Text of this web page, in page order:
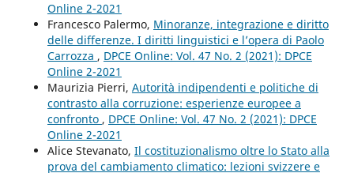
Online 2-2021
Francesco Palermo, Minoranze, integrazione e diritto
delle differenze. I diritti linguistici e l’opera di Paolo
Carrozza , DPCE Online: Vol. 47 No. 2 (2021): DPCE
Online 2-2021
Maurizia Pierri, Autorità indipendenti e politiche di
contrasto alla corruzione: esperienze europee a
confronto , DPCE Online: Vol. 47 No. 2 (2021): DPCE
Online 2-2021
Alice Stevanato, Il costituzionalismo oltre lo Stato alla
prova del cambiamento climatico: lezioni svizzere e